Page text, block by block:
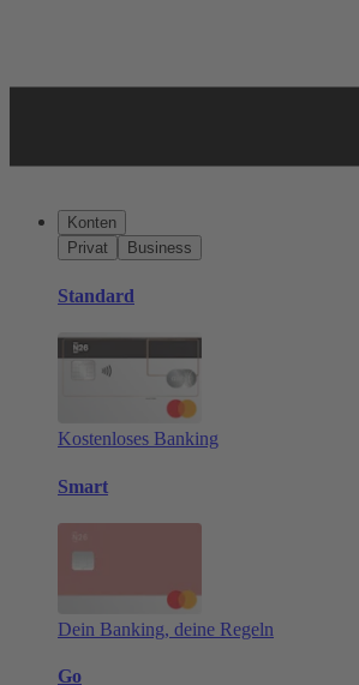
Konten
Privat
Business
Standard
Kostenloses Banking
Smart
Dein Banking, deine Regeln
Go